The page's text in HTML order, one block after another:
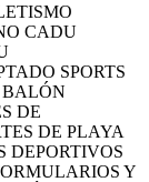
CADU
SPORTS
BALÓN
DE
DE PLAYA
DEPORTIVOS
Y